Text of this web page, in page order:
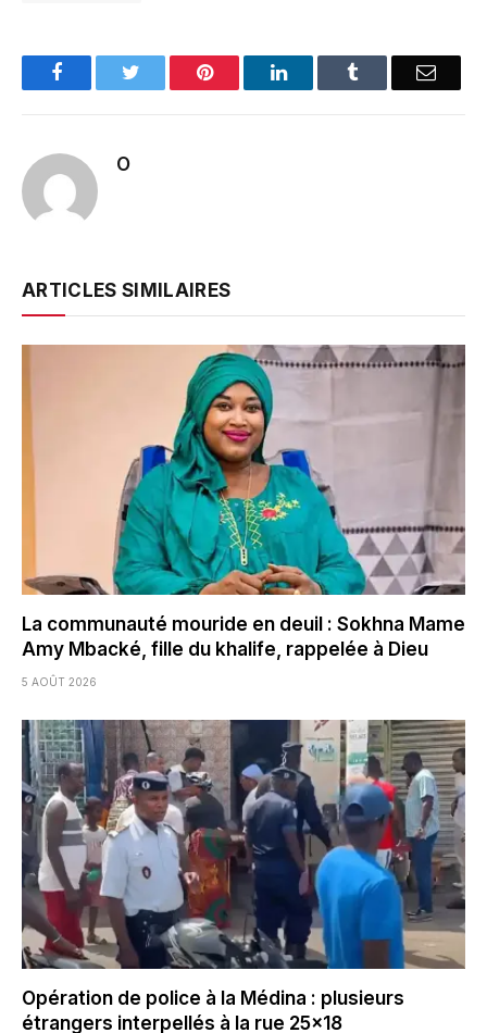
FacebookTwitter Pinterest LinkedInTumblr Email
O
ARTICLES SIMILAIRES
La communauté mouride en deuil : Sokhna Mame
Amy Mbacké, fille du khalife, rappelée à Dieu
5 AOÛT 2026
Opération de police à la Médina : plusieurs
étrangers interpellés à la rue 25×18